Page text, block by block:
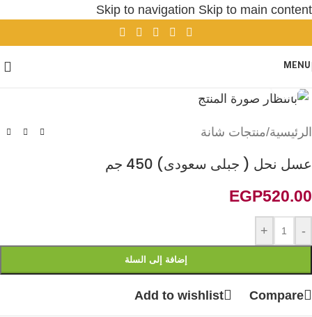
Skip to navigation Skip to main content
MENU
الرئيسية/منتجات شانة
عسل نحل ( جبلى سعودى) 450 جم
EGP520.00
-
+
إضافة إلى السلة
Compare
Add to wishlist